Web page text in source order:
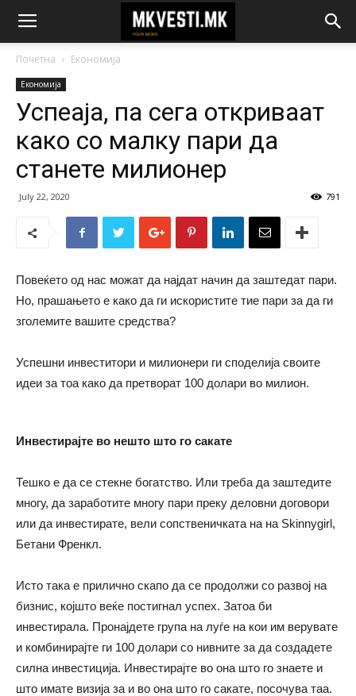
Почетна Економија
Економија
Успеаjа, па сега откриваат
како со малку пари да
станете милионер
July 22, 2020 791
Повеќето од нас можат да најдат начин да заштедат пари.
Но, прашањето е како да ги искористите тие пари за да ги
зголемите вашите средства?
Успешни инвеститори и милионери ги споделија своите
идеи за тоа како да претворат 100 долари во милион.
Инвестирајте во нешто што го сакате
Тешко е да се стекне богатство. Или треба да заштедите
многу, да заработите многу пари преку деловни договори
или да инвестирате, вели сопственичката на на Skinnygirl,
Бетани Френкл.
Исто така е прилично скапо да се продолжи со развој на
бизнис, којшто веќе постигнал успех. Затоа би
инвестирала. Пронајдете група на луѓе на кои им верувате
и комбинирајте ги 100 долари со нивните за да создадете
силна инвестиција. Инвестирајте во она што го знаете и
што имате визија за и во она што го сакате, посочува таа.